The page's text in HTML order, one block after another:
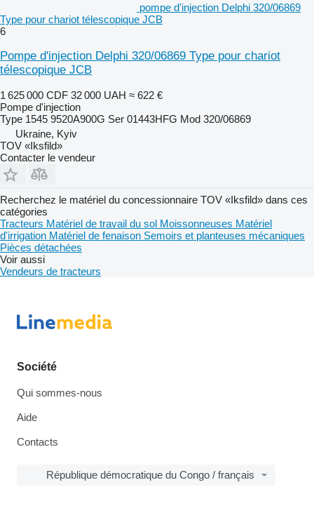
pompe d'injection Delphi 320/06869
Type pour chariot télescopique JCB
6
Pompe d'injection Delphi 320/06869 Type pour chariot
télescopique JCB
1 625 000 CDF 32 000 UAH ≈ 622 €
Pompe d'injection
Type 1545 9520A900G Ser 01443HFG Mod 320/06869
Ukraine, Kyiv
TOV «Iksfild»
Contacter le vendeur
Recherchez le matériel du concessionnaire TOV «Iksfild» dans ces
catégories
Tracteurs Matériel de travail du sol Moissonneuses Matériel
d'irrigation Matériel de fenaison Semoirs et planteuses mécaniques
Pièces détachées
Voir aussi
Vendeurs de tracteurs
Société
Qui sommes-nous
Aide
Contacts
République démocratique du Congo / français